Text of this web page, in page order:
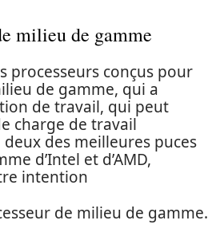
milieu de gamme
processeurs conçus pour
de gamme, qui a
de travail, qui peut
charge de travail
des meilleures puces
d’Intel et d’AMD,
intention
de milieu de gamme.